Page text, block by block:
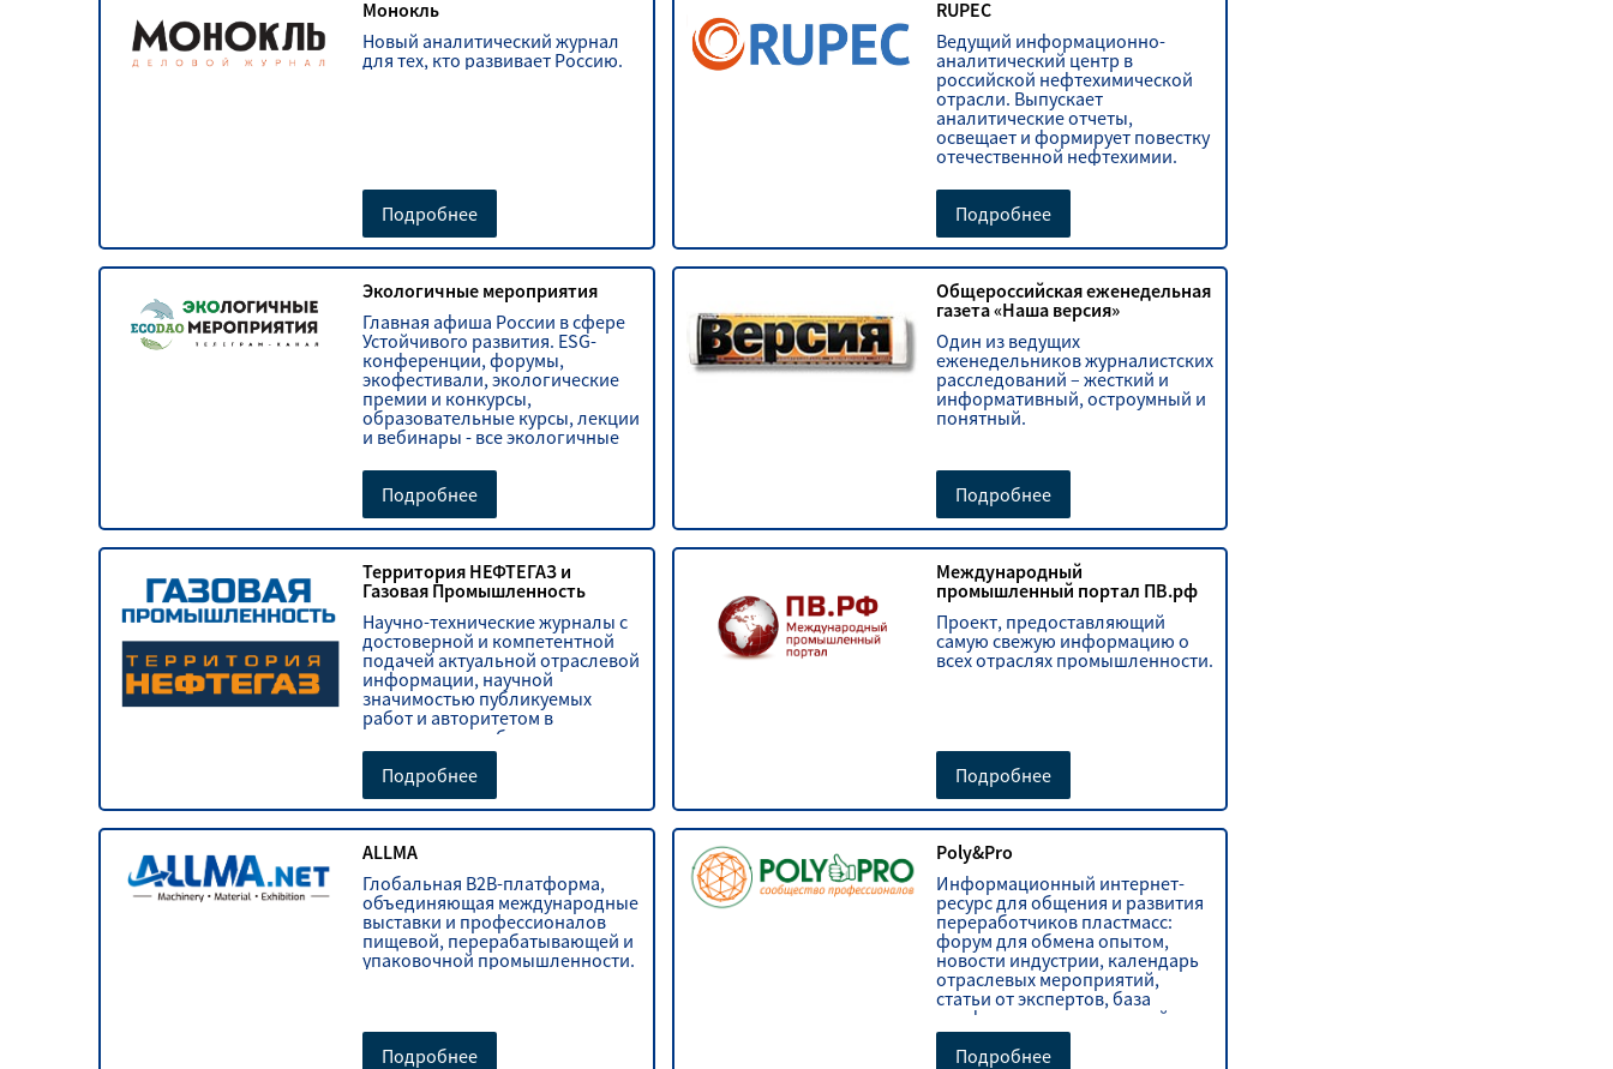
Монокль
Новый аналитический журнал
для тех, кто развивает Россию.
Подробнее
RUPEC
Ведущий информационно-
аналитический центр в
российской нефтехимической
отрасли. Выпускает
аналитические отчеты,
освещает и формирует повестку
отечественной нефтехимии.
Подробнее
Экологичные мероприятия
Главная афиша России в сфере
Устойчивого развития. ESG-
конференции, форумы,
экофестивали, экологические
премии и конкурсы,
образовательные курсы, лекции
и вебинары - все экологичные
мероприятия в одном
источнике!
Подробнее
Общероссийская еженедельная
газета «Наша версия»
Один из ведущих
еженедельников журналистских
расследований – жесткий и
информативный, остроумный и
понятный.
Подробнее
Территория НЕФТЕГАЗ и
Газовая Промышленность
Научно-технические журналы с
достоверной и компетентной
подачей актуальной отраслевой
информации, научной
значимостью публикуемых
работ и авторитетом в
экспертном сообществе.
Подробнее
Международный
промышленный портал ПВ.рф
Проект, предоставляющий
самую свежую информацию о
всех отраслях промышленности.
Подробнее
ALLMA
Глобальная B2B-платформа,
объединяющая международные
выставки и профессионалов
пищевой, перерабатывающей и
упаковочной промышленности.
Подробнее
Poly&Pro
Информационный интернет-
ресурс для общения и развития
переработчиков пластмасс:
форум для обмена опытом,
новости индустрии, календарь
отраслевых мероприятий,
статьи от экспертов, база
профессиональных знаний.
Подробнее